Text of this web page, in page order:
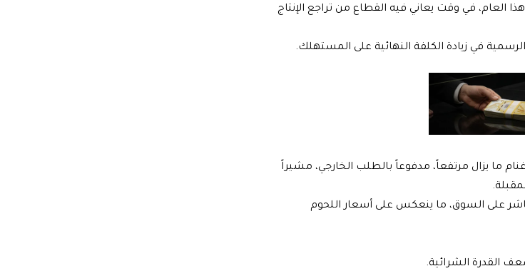
200 ألف رأس من الأغنام والماعز هذا العام، في وقت يعاني فيه القطاع من تراجع الإنتاج
في زيادة الكلفة النهائية على المستهلك.
لموقع بزنس2بزنس إن الطلب على الأغنام ما يزال مرتفعاً، مدفوعاً بالطلب الخارجي، مشيراً
على السوق، ما ينعكس على أسعار اللحوم
القدرة الشرائية.